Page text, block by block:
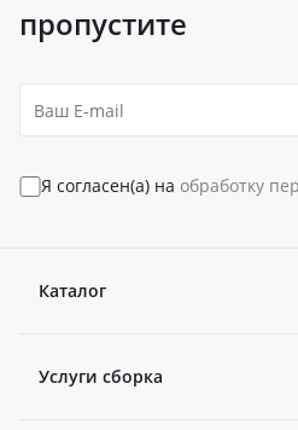
пропустите
Я согласен(а) на обработку
Каталог
Услуги сборка